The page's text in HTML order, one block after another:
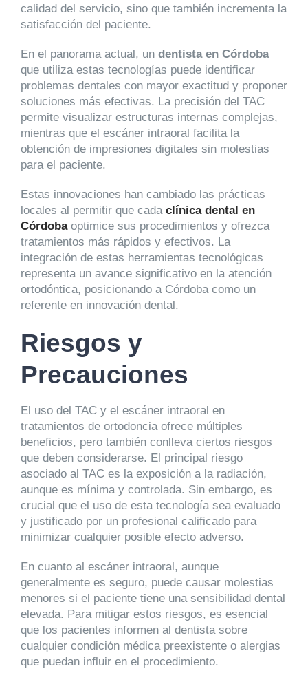
calidad del servicio, sino que también incrementa la
satisfacción del paciente.
En el panorama actual, un dentista en Córdoba
que utiliza estas tecnologías puede identificar
problemas dentales con mayor exactitud y proponer
soluciones más efectivas. La precisión del TAC
permite visualizar estructuras internas complejas,
mientras que el escáner intraoral facilita la
obtención de impresiones digitales sin molestias
para el paciente.
Estas innovaciones han cambiado las prácticas
locales al permitir que cada clínica dental en
Córdobaoptimice sus procedimientos y ofrezca
tratamientos más rápidos y efectivos. La
integración de estas herramientas tecnológicas
representa un avance significativo en la atención
ortodóntica, posicionando a Córdoba como un
referente en innovación dental.
Riesgos y
Precauciones
El uso del TAC y el escáner intraoral en
tratamientos de ortodoncia ofrece múltiples
beneficios, pero también conlleva ciertos riesgos
que deben considerarse. El principal riesgo
asociado al TAC es la exposición a la radiación,
aunque es mínima y controlada. Sin embargo, es
crucial que el uso de esta tecnología sea evaluado
y justificado por un profesional calificado para
minimizar cualquier posible efecto adverso.
En cuanto al escáner intraoral, aunque
generalmente es seguro, puede causar molestias
menores si el paciente tiene una sensibilidad dental
elevada. Para mitigar estos riesgos, es esencial
que los pacientes informen al dentista sobre
cualquier condición médica preexistente o alergias
que puedan influir en el procedimiento.